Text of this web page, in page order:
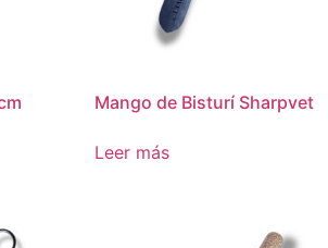
Mango de Bisturí Sharpvet
Leer más